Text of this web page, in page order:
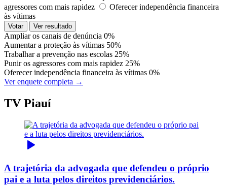
agressores com mais rapidez
Oferecer independência financeira
às vítimas
Votar Ver resultado
Ampliar os canais de denúncia 0%
Aumentar a proteção às vítimas 50%
Trabalhar a prevenção nas escolas 25%
Punir os agressores com mais rapidez 25%
Oferecer independência financeira às vítimas 0%
Ver enquete completa →
TV Piauí
A trajetória da advogada que defendeu o próprio
pai e a luta pelos direitos previdenciários.